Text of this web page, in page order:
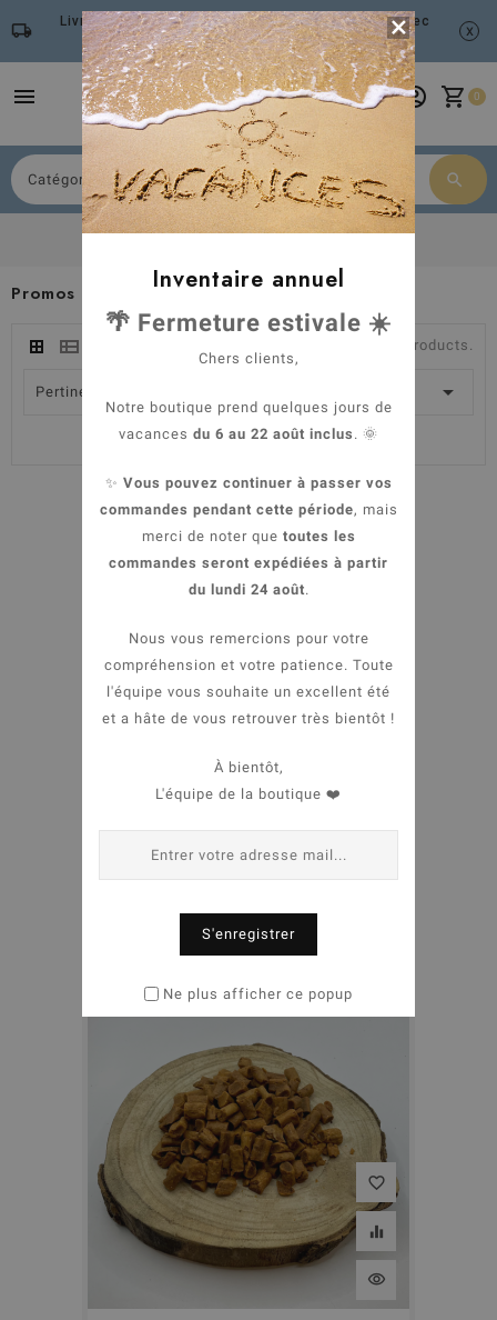
local_shipping
Livraison gratuite à partir de 79 euros d'achat avec
Mondial Relay
x
menu shopping_cart 0
account_circle
search
Promos & Destockage
Il existe 21 products.
Pertinence 
Montrant 1-21 de 21 article(s)
Promo !
favorite_border
Barre de fromage
6,99 €
shopping_cart
favorite_border
equalizer
visibility

Inventaire annuel
🌴 Fermeture estivale ☀️
Chers clients,
Notre boutique prend quelques jours de
vacances du 6 au 22 août inclus . 🌞
✨ Vous pouvez continuer à passer vos
commandes pendant cette période, mais
merci de noter que toutes les
commandes seront expédiées à partir
du lundi 24 août.
Nous vous remercions pour votre
compréhension et votre patience. Toute
l'équipe vous souhaite un excellent été
et a hâte de vous retrouver très bientôt !
À bientôt,
L'équipe de la boutique ❤️
S'enregistrer
Ne plus afficher ce popup